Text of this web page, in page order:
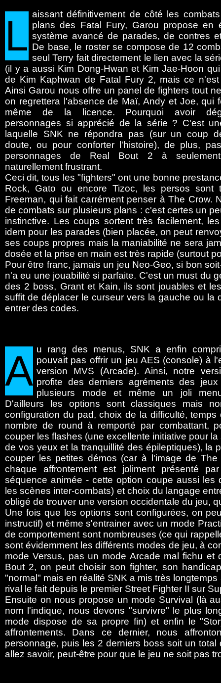
L aissantdéfinitivement de côté les
plans des Fatal Fury, Garou propose en
système avancé de parades, de contres
De base, le roster se compose de 12
seul Terry fait directement le lien avec la
(il y a aussi Kim Dong-Hwan et Kim Jae-Hoon
de Kim Kaphwan de Fatal Fury 2, mais ce
Ainsi Garou nous offre un panel de fighters tout
on regrettera l'absence de Maï, Andy et Joe, qui
même de la licence. Pourquoi avoir
personnages si apprécié de la série ? C'est
laquelle SNK ne répondra pas (sur un coup
doute, ou pour conforter l'histoire), de plus,
personnages de Real Bout 2 à
naturellement frustrant.
Ceci dit, tous les "fighters" ont une bonne
Rock, Gato ou encore Tizoc, les persos sont
Freeman, qui fait carrément penser à The Crow.
de combats sur plusieurs plans : c'est certes un
instinctive. Les coups sortent très facilement,
idem pour les parades (bien placée, on peut
ses coups propres mais la maniabilité ne sera
dosée et la prise en main est très rapide (surtout
Pour être franc, jamais un jeu Neo-Geo, si bon
n'a eu une jouabilité si parfaite. C'est un must du
des 2 boss, Grant et Kain, ils sont jouables et
suffit de déplacer le curseur vers la gauche ou la
entrer des codes.
A u rang des menus, SNK a enfin
pouvait pas offrir un jeu AES (console) à
version MVS (Arcade). Ainsi, notre
profite des derniers agréments des
plusieurs mode et même un joli
D'ailleurs les options sont classiques mais
configuration du pad, choix de la difficulté, temps
nombre de round à remporté par combattant,
couper les flashes (une excellente initiative pour
de vos yeux et la tranquillité des épileptiques), la
couper les petites démos (car à l'image de The
chaque affrontement est joliment présenté
séquence animée - cette option coupe aussi les
les scènes inter-combats) et choix du langage
obligé de trouver une version occidentale du jeu,
Une fois que les options sont configurées, on
instructif) et même s'entrainer avec un mode
de comportement sont nombreuses (ce qui
sont évidemment les différents modes de jeu, à
mode Versus, pas un mode Arcade mal fichu
Bout 2, on peut choisir son fighter, son
"normal" mais en réalité SNK a mis très
rival le fait depuis le premier Street Fighter II sur
Ensuite on nous propose un mode Survival (là
nom l'indique, nous devons "survivre" le plus
mode dispose de sa propre fin) et enfin le
affrontements. Dans ce dernier, nous
personnage, puis les 2 derniers boss soit un
allez savoir, peut-être pour que le jeu ne soit pas